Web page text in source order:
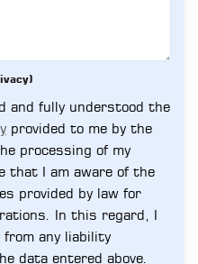
and fully understood the
provided to me by the
processing of my
that I am aware of the
provided by law for
In this regard, I
any liability
data entered above.